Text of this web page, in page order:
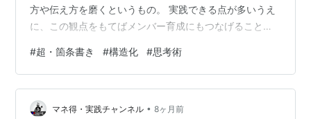
方や伝え方を磨くというもの。 実践できる点が多いうえ
に、この観点をもてばメンバー育成にもつなげることが
きる昨今だから本書のスキルは重要と感じる。。 構造
化： 行為を伝えるときは他動詞を使い、主語や目的語を
明確にする。 他動詞を使うべきときに自動詞を使ってい
ないか確認することが必要。 物語化： 頭出しのまとめ
#超・箇条書き #構造化 #思考術
マネ得・実践チャンネル • 8ヶ月前